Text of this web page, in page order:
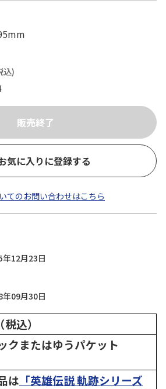
込)
気に入りに登録する
てのお問い合わせはこちら
12月23日
09月30日
込）
クまたはゆうパケット
は 「英雄伝説 軌跡シリーズ